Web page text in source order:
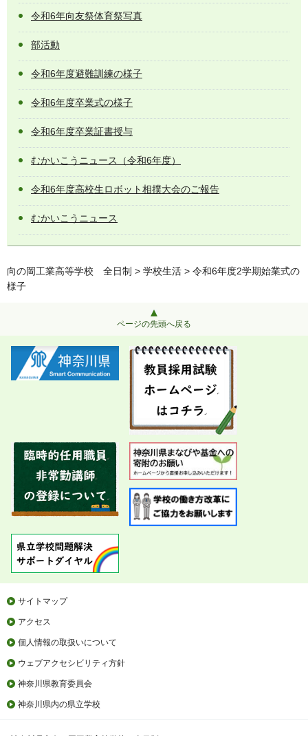
令和6年向友祭体育祭写真
部活動
令和6年度避難訓練の様子
令和6年度卒業式の様子
令和6年度卒業証書授与
むかいこうニュース（令和6年度）
令和6年度高校生ロボット相撲大会のご報告
むかいこうニュース
向の岡工業高等学校 全日制 > 学校生活 > 令和6年度2学期始業式の
様子
ページの先頭へ戻る
サイトマップ
アクセス
個人情報の取扱いについて
ウェブアクセシビリティ方針
神奈川県教育委員会
神奈川県内の県立学校